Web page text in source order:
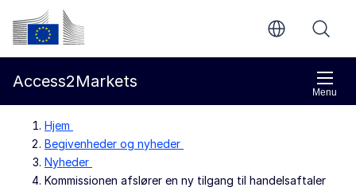
Gå til indholdet
Europa-Kommissionen
Menu
Access2Markets
Hjem
Begivenheder og nyheder
Nyheder
Kommissionen afslører en ny tilgang til handelsaftaler